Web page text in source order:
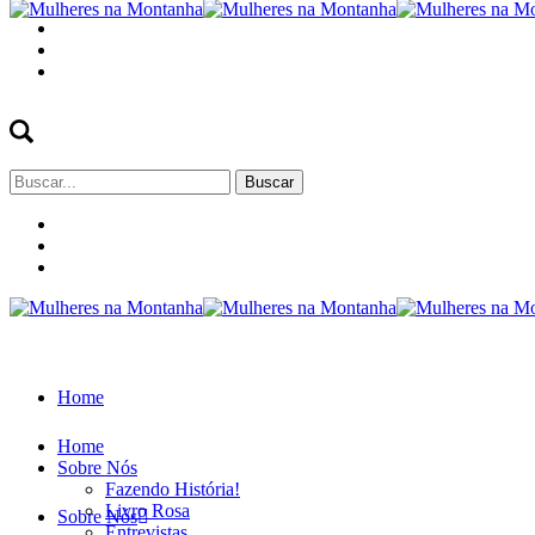
Buscar
por:
Home
Sobre Nós
Home
Sobre Nós
Fazendo História!
Livro Rosa